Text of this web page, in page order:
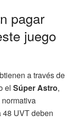
pagar
juego
a través de
el Súper Astro,
UVT deben